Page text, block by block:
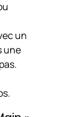
un
une